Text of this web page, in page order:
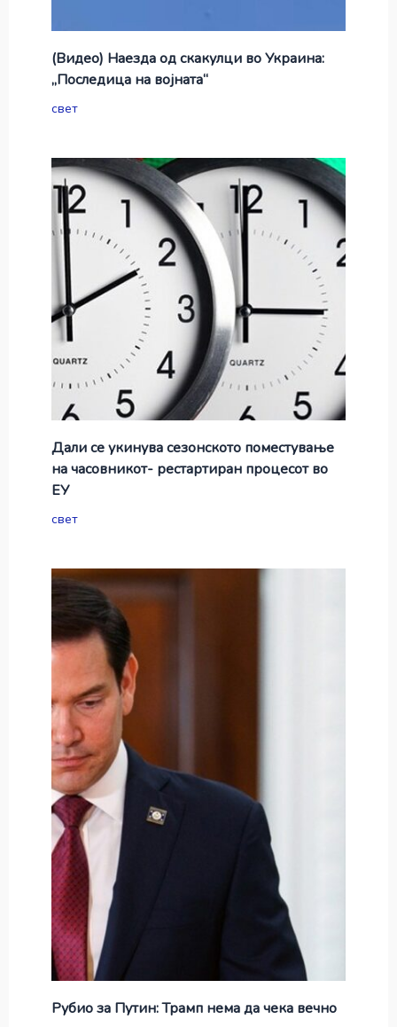
(Видео) Наезда од скакулци во Украина:
„Последица на војната“
свет
Дали се укинува сезонското поместување
на часовникот- рестартиран процесот во
ЕУ
свет
Рубио за Путин: Трамп нема да чека вечно